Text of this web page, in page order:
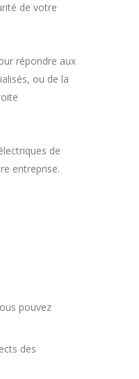
de votre
répondre aux
ou de la
de
entreprise.
pouvez
des